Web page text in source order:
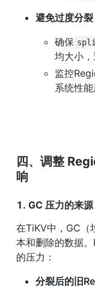
避免过度分裂
确保
均大小，
监控
系统性能
四、调整
响
1. GC 压力的来源
在TiKV中，GC（
本和删除的数据
的压力：
分裂后的旧